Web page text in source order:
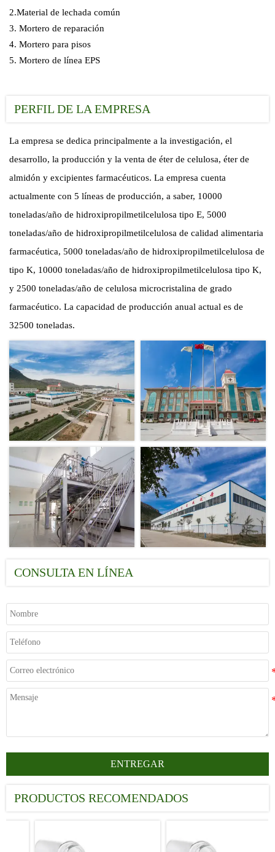
2.Material de lechada común
3. Mortero de reparación
4. Mortero para pisos
5. Mortero de línea EPS
PERFIL DE LA EMPRESA
La empresa se dedica principalmente a la investigación, el
desarrollo, la producción y la venta de éter de celulosa, éter de
almidón y excipientes farmacéuticos. La empresa cuenta
actualmente con 5 líneas de producción, a saber, 10000
toneladas/año de hidroxipropilmetilcelulosa tipo E, 5000
toneladas/año de hidroxipropilmetilcelulosa de calidad alimentaria
farmacéutica, 5000 toneladas/año de hidroxipropilmetilcelulosa de
tipo K, 10000 toneladas/año de hidroxipropilmetilcelulosa tipo K,
y 2500 toneladas/año de celulosa microcristalina de grado
farmacéutico. La capacidad de producción anual actual es de
32500 toneladas.
CONSULTA EN LÍNEA
ENTREGAR
PRODUCTOS RECOMENDADOS